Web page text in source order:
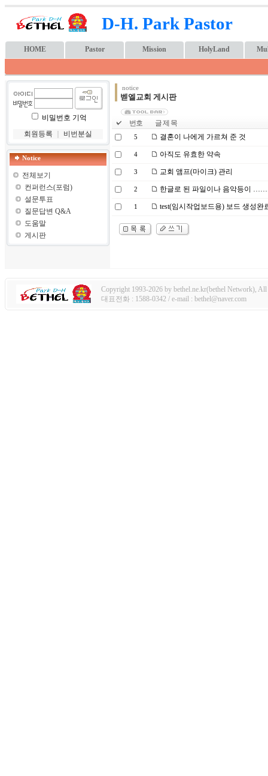
D-H. Park Pastor
HOME Pastor Mission HolyLand
비밀번호 기억
회원등록
비번분실
Notice
전체보기
컨퍼런스(포럼)
설문투표
질문답변 Q&A
도움말
게시판
notice
벧엘교회 게시판
번호 글 제 목
5 결혼이 나에게 가르쳐 준 것
4 아직도 유효한 약속
3 교회 앰프(마이크) 관리
2 한글로 된 파일이나 음악등이
1 test(임시작업보드용) 보드 생성완
Copyright 1993-2026 by bethel.ne.kr(bethel Network), All
대표전화 : 1588-0342 / e-mail : bethel@naver.com